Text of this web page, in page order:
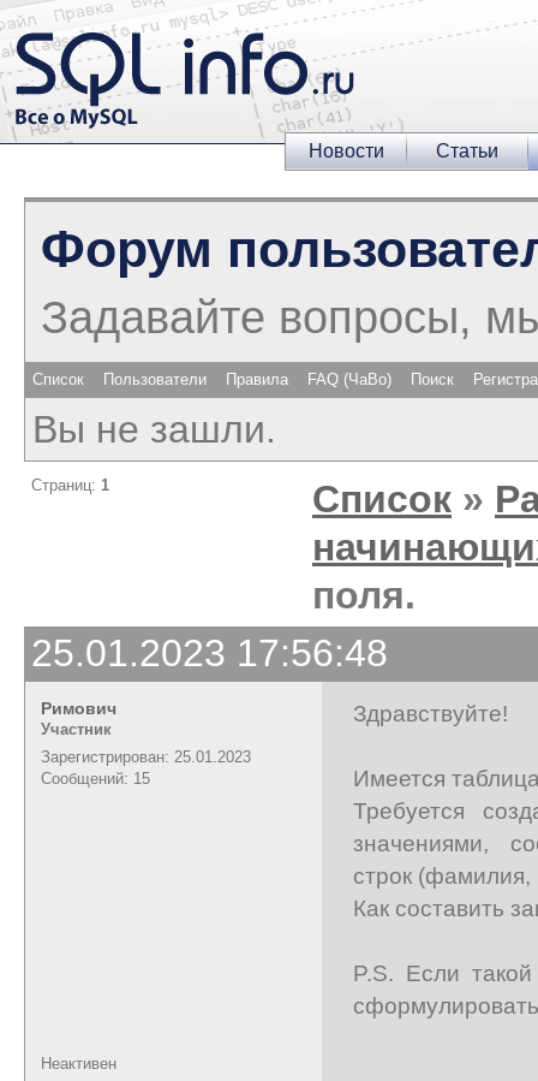
Новости Статьи
Форум
Задавайте вопросы,
Список Пользователи Правила FAQ (ЧаВо) Поиск
Вы не зашли.
Страниц: 1 Список »
поля.
25.01.2023 17:56:48
Римович
Участник
Зарегистрирован: 25.01.2023
Сообщений: 15
Здравствуйте!
Имеется
Требуется
значениями,
строк (фамилия,
Как составить
P.S. Если
Неактивен